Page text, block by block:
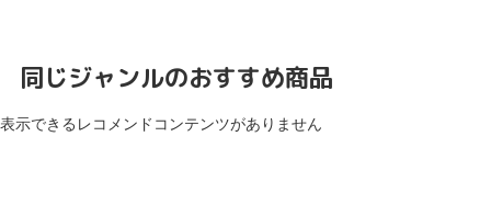
同じジャンルのおすすめ商品
表示できるレコメンドコンテンツがありません